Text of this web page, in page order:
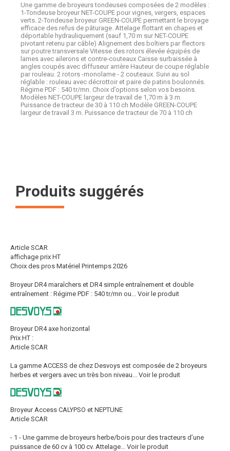
Une gamme de broyeurs tondeuses composées de 2 modèles :
1-Tondeuse broyeur NET-COUPE pour vignes, vergers, espaces
verts. 2-Tondeuse broyeur GREEN-COUPE permettant le broyage
efficace des refus de pâturage. Attelage flottant en chapes et
déportable hydrauliquement (sauf 1,70 m sur NET-COUPE
pivotant retenu par câble) Alignement des boîtiers par flectors
sur poutre transversale Vitesse des rotors élevée équipés de
lames avec ailerons et contre-couteaux Caisse surbaissée à
angles coupés avec diffuseur arrière Hauteur de coupe réglable
par rouleau. 2 rotors -monolame - 2 couteaux. Suivi au sol
réglable : rouleau avec décrottoir et paire de patins boulonnés.
Régime PDF : 540 tr/mn. Choix d’options selon vos besoins.
Modèles NET-COUPE largeur de travail de 1,70 m à 3 m.
Puissance de tracteur de 30 à 110 ch Modèle GREEN-COUPE
largeur de travail 3 m. Puissance de tracteur de 70 à 110 ch
Produits suggérés
Article SCAR
affichage prix HT
Choix des pros Matériel Printemps 2026
Broyeur DR4 maraîchers et DR4 simple entraînement et double
entraînement : Régime PDF : 540 tr/mn ou...
Voir le produit
Broyeur DR4 axe horizontal
Prix HT :
Article SCAR
La gamme ACCESS de chez Desvoys est composée de 2 broyeurs
herbes et vergers avec un très bon niveau...
Voir le produit
Broyeur Access CALYPSO et NEPTUNE
Article SCAR
- 1 - Une gamme de broyeurs herbe/bois pour des tracteurs d’une
puissance de 60 cv à 100 cv. Attelage...
Voir le produit